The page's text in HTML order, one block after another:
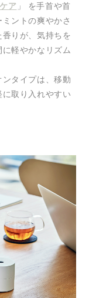
ア 」 を手首や首
ントの爽やかさ
りが、気持ちを
軽やかなリズム
タイプは、移動
取り入れやすい